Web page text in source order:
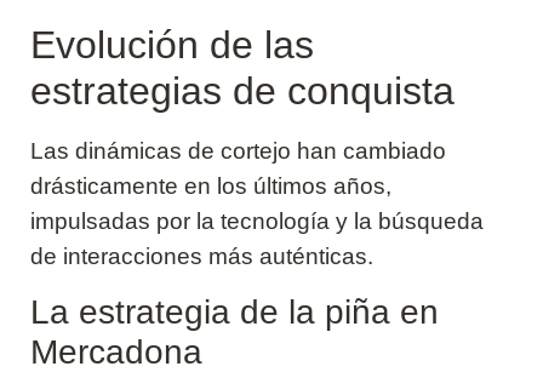
Evolución de las
estrategias de conquista
Las dinámicas de cortejo han cambiado
drásticamente en los últimos años,
impulsadas por la tecnología y la búsqueda
de interacciones más auténticas.
La estrategia de la piña en
Mercadona